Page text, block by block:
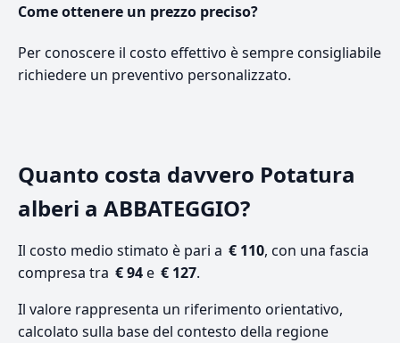
Come ottenere un prezzo preciso?
Per conoscere il costo effettivo è sempre consigliabile
richiedere un preventivo personalizzato.
Quanto costa davvero Potatura
alberi a ABBATEGGIO?
Il costo medio stimato è pari a € 110, con una fascia
compresa tra € 94e € 127.
Il valore rappresenta un riferimento orientativo,
calcolato sulla base del contesto della regione